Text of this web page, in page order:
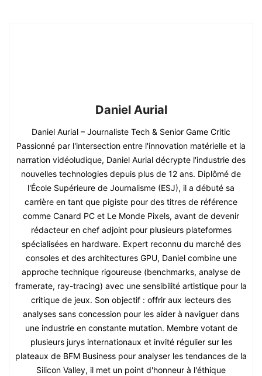
Daniel Aurial
Daniel Aurial – Journaliste Tech & Senior Game Critic
Passionné par l'intersection entre l'innovation matérielle et la
narration vidéoludique, Daniel Aurial décrypte l'industrie des
nouvelles technologies depuis plus de 12 ans. Diplômé de
l'École Supérieure de Journalisme (ESJ), il a débuté sa
carrière en tant que pigiste pour des titres de référence
comme Canard PC et Le Monde Pixels, avant de devenir
rédacteur en chef adjoint pour plusieurs plateformes
spécialisées en hardware. Expert reconnu du marché des
consoles et des architectures GPU, Daniel combine une
approche technique rigoureuse (benchmarks, analyse de
framerate, ray-tracing) avec une sensibilité artistique pour la
critique de jeux. Son objectif : offrir aux lecteurs des
analyses sans concession pour les aider à naviguer dans
une industrie en constante mutation. Membre votant de
plusieurs jurys internationaux et invité régulier sur les
plateaux de BFM Business pour analyser les tendances de la
Silicon Valley, il met un point d'honneur à l'éthique